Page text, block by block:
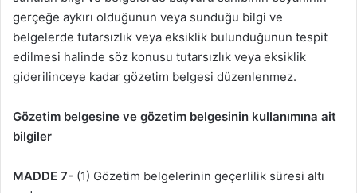
gerçeğe aykırı olduğunun veya sunduğu bilgi ve
belgelerde tutarsızlık veya eksiklik bulunduğunun tespit
edilmesi halinde söz konusu tutarsızlık veya eksiklik
giderilinceye kadar gözetim belgesi düzenlenmez.
Gözetim belgesine ve gözetim belgesinin kullanımına ait
bilgiler
MADDE 7- (1) Gözetim belgelerinin geçerlilik süresi altı